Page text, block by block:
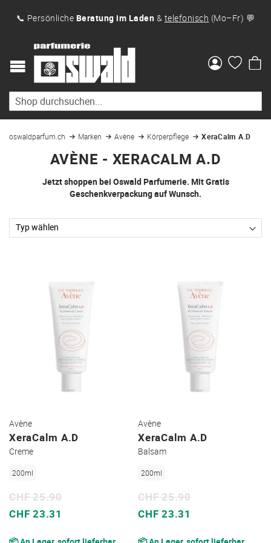
📞 Persönliche Beratung im Laden & telefonisch (Mo–Fr) 💬
oswaldparfum.ch Marken Avène Körperpflege XeraCalm A.D
AVÈNE - XERACALM A.D
Jetzt shoppen bei Oswald Parfumerie. Mit Gratis
Geschenkverpackung auf Wunsch.
Avène
XeraCalm A.D
Creme
200ml
Sonderpreis
CHF 23.31
CHF 25.90
Avène
XeraCalm A.D
Balsam
200ml
Sonderpreis
CHF 23.31
CHF 25.90